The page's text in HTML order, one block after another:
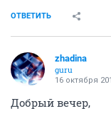
ОТВЕТИТЬ
zhadina
guru
16 октября
Добрый вечер,